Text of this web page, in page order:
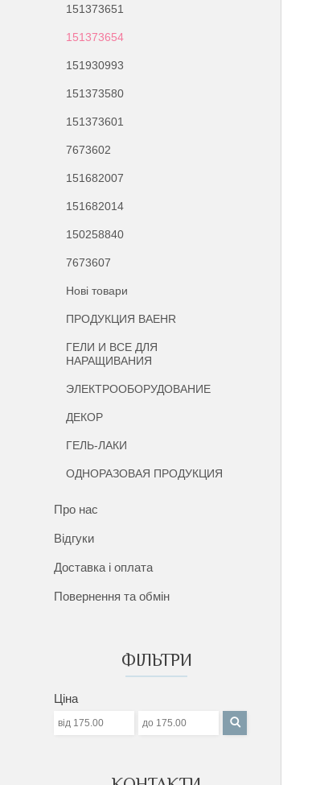
151373651
151373654
151930993
151373580
151373601
7673602
151682007
151682014
150258840
7673607
Нові товари
ПРОДУКЦИЯ BAEHR
ГЕЛИ И ВСЕ ДЛЯ
НАРАЩИВАНИЯ
ЭЛЕКТРООБОРУДОВАНИЕ
ДЕКОР
ГЕЛЬ-ЛАКИ
ОДНОРАЗОВАЯ ПРОДУКЦИЯ
Про нас
Відгуки
Доставка і оплата
Повернення та обмін
ФІЛЬТРИ
Ціна